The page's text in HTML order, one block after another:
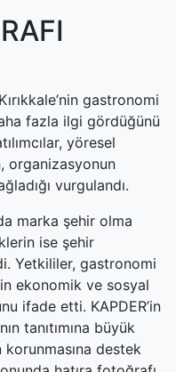
gastronomi
fazla ilgi gördüğünü
yöresel
organizasyonun
vurgulandı.
marka şehir olma
ise şehir
Yetkililer, gastronomi
ekonomik ve sosyal
ifade etti. KAPDER’in
tanıtımına büyük
korunmasına destek